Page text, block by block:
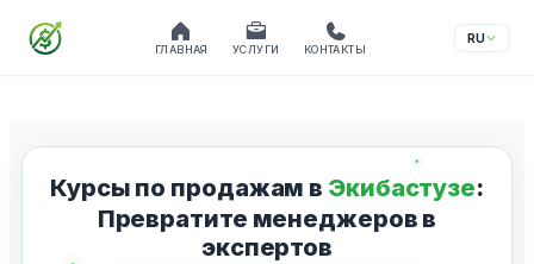
содержимому
ГЛАВНАЯ УСЛУГИ КОНТАКТЫ
RU
Курсы по продажам в Экибастузе:
Превратите менеджеров в
экспертов